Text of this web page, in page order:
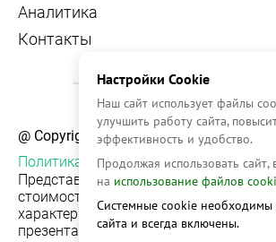
Аналитика
Контакты
@ Copyright, 2026 OFFICE NAVIGATOR
Политика конфиденциальности
Представленная на сайте информация,
стоимости объектов, носит
характер и не является публичной
презентации объекта недвижимости
Настройки Cookie
Наш сайт использует файлы
улучшить работу сайта,
эффективность и удобство.
Продолжая использовать сайт,
на использование файлов
Системные cookie необходимы
сайта и всегда включены.